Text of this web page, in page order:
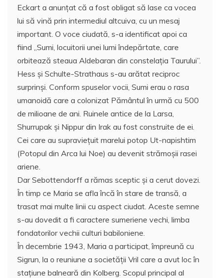
Eckart a anunțat că a fost obligat să lase ca vocea
lui să vină prin intermediul altcuiva, cu un mesaj
important. O voce ciudată, s-a identificat apoi ca
fiind „Sumi, locuitorii unei lumi îndepărtate, care
orbitează steaua Aldebaran din constelația Taurului”.
Hess și Schulte-Strathaus s-au arătat reciproc
surprinşi. Conform spuselor vocii, Sumi erau o rasa
umanoidă care a colonizat Pământul în urmă cu 500
de milioane de ani. Ruinele antice de la Larsa,
Shurrupak și Nippur din Irak au fost construite de ei.
Cei care au supraviețuit marelui potop Ut-napishtim
(Potopul din Arca lui Noe) au devenit strămoșii rasei
ariene.
Dar Sebottendorff a rămas sceptic și a cerut dovezi.
În timp ce Maria se afla încă în stare de transă, a
trasat mai multe linii cu aspect ciudat. Aceste semne
s-au dovedit a fi caractere sumeriene vechi, limba
fondatorilor vechii culturi babiloniene.
În decembrie 1943, Maria a participat, împreună cu
Sigrun, la o reuniune a societăţii Vril care a avut loc în
stațiune balneară din Kolberg. Scopul principal al